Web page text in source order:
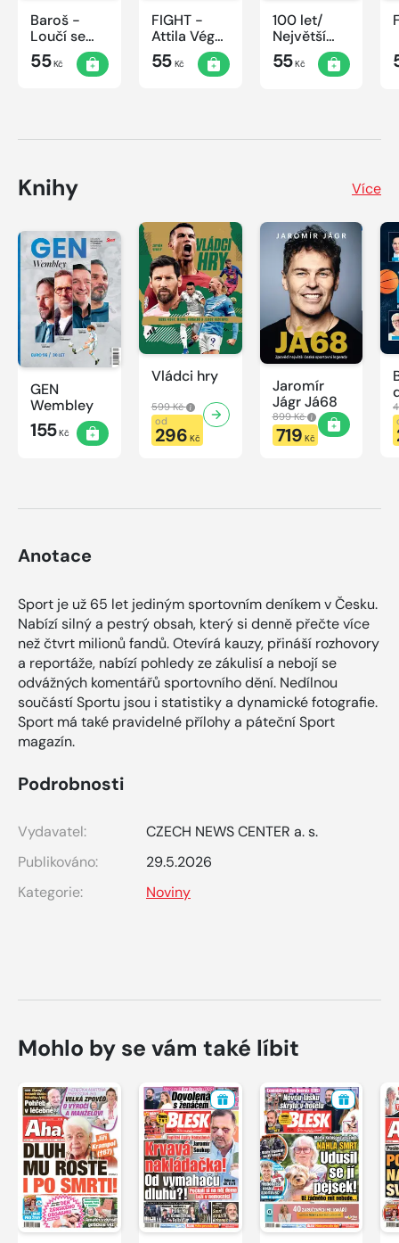
Baroš -
Loučí se
dravec
55Kč
FIGHT -
Attila Végh
vs. Karlos
Vémola
55Kč
100 let/
Největší
okamžiky
českého
55Kč
Knihy Více
GEN
Wembley
155Kč
Vládci hry
599 Kč
od
296 Kč
Jaromír
Jágr Já68
899 Kč
719 Kč
Anotace
Sport je už 65 let jediným sportovním deníkem v Česku.
Nabízí silný a pestrý obsah, který si denně přečte více
než čtvrt milionů fandů. Otevírá kauzy, přináší rozhovory
a reportáže, nabízí pohledy ze zákulisí a nebojí se
odvážných komentářů sportovního dění. Nedílnou
součástí Sportu jsou i statistiky a dynamické fotografie.
Sport má také pravidelné přílohy a páteční Sport
magazín.
Podrobnosti
Vydavatel:
CZECH NEWS CENTER a. s.
Publikováno:
29.5.2026
Kategorie:
Noviny
Mohlo by se vám také líbit